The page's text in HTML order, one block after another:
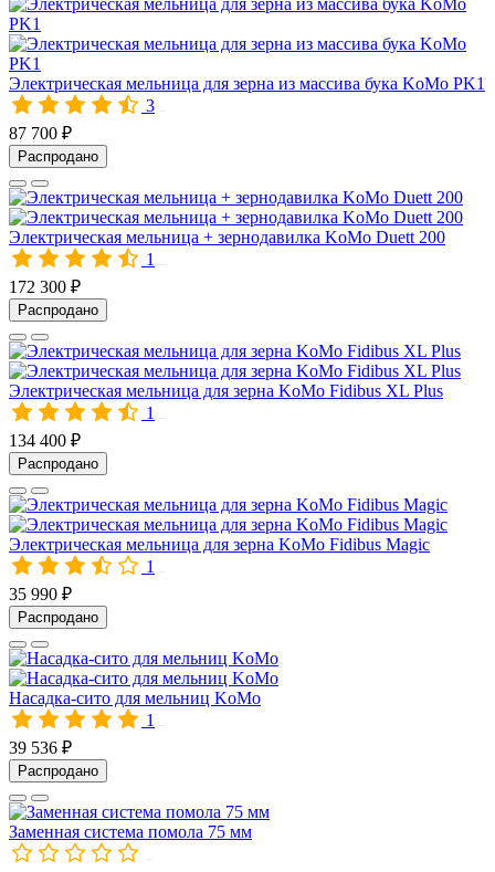
Электрическая мельница для зерна из массива бука KoMo PK1
3
87 700 ₽
Распродано
Электрическая мельница + зернодавилка KoMo Duett 200
1
172 300 ₽
Распродано
Электрическая мельница для зерна KoMo Fidibus XL Plus
1
134 400 ₽
Распродано
Электрическая мельница для зерна KoMo Fidibus Magic
1
35 990 ₽
Распродано
Насадка-сито для мельниц KoMo
1
39 536 ₽
Распродано
Заменная система помола 75 мм